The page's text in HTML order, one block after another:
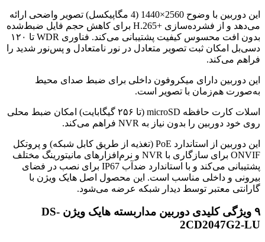
این دوربین با وضوح 2560×1440 (4 مگاپیکسل) تصویر واضحی ارائه
می‌دهد و از فشرده‌سازی H.265+‎ برای کاهش حجم فایل ضبط‌شده
بدون افت محسوس کیفیت پشتیبانی می‌کند. فناوری WDR تا ۱۲۰
دسی‌بل امکان ثبت تصویر متعادل در نور نامتعادل و پس‌نور شدید را
فراهم می‌کند.
این دوربین دارای میکروفون داخلی برای ضبط صدای محیط
به‌صورت هم‌زمان با تصویر است.
اسلات کارت حافظه microSD (تا ۲۵۶ گیگابایت) امکان ضبط محلی
روی خود دوربین را بدون نیاز به NVR فراهم می‌کند.
این دوربین از استاندارد PoE (تغذیه از طریق کابل شبکه) و پروتکل
ONVIF برای سازگاری با NVR و نرم‌افزارهای مانیتورینگ مختلف
پشتیبانی می‌کند و با استاندارد ضدآب IP67 برای نصب در فضای
بیرونی و داخلی مناسب است. این محصول اصل هایک ویژن با
گارانتی معتبر توسط دیدار شبکه عرضه می‌شود.
۹ ویژگی کلیدی دوربین مداربسته هایک ویژن DS-
2CD2047G2-LU